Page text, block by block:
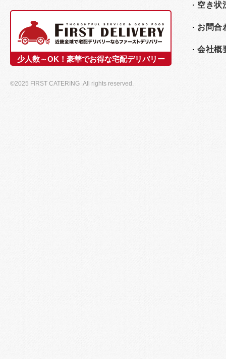
少人数～OK！豪華でお得な宅配デリバリー
©2025 FIRST CATERING .All rights reserved.
空き状
お問合
会社概